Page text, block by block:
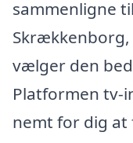
sammenligne
Skrækkenborg,
vælger den
Platformen tv-
nemt for dig